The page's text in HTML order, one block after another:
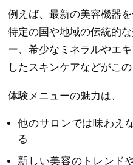
例えば、最新の美容機器
特定の国や地域の伝統的
ー、希少なミネラルやエ
したスキンケアなどがこ
体験メニューの魅力は、
他のサロンでは味わえ
る
新しい美容のトレンド